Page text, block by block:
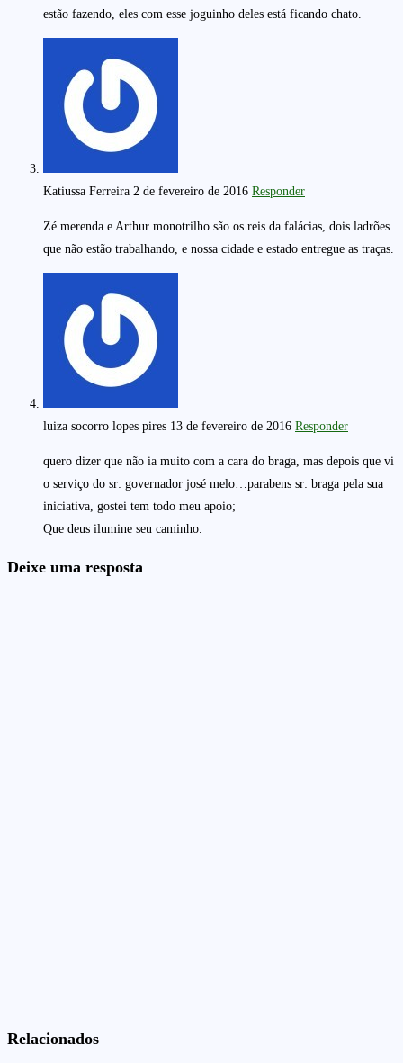
estão fazendo, eles com esse joguinho deles está ficando chato.
Katiussa Ferreira 2 de fevereiro de 2016 Responder
Zé merenda e Arthur monotrilho são os reis da falácias, dois ladrões
que não estão trabalhando, e nossa cidade e estado entregue as traças.
luiza socorro lopes pires 13 de fevereiro de 2016 Responder
quero dizer que não ia muito com a cara do braga, mas depois que vi
o serviço do sr: governador josé melo…parabens sr: braga pela sua
iniciativa, gostei tem todo meu apoio;
Que deus ilumine seu caminho.
Deixe uma resposta
Relacionados